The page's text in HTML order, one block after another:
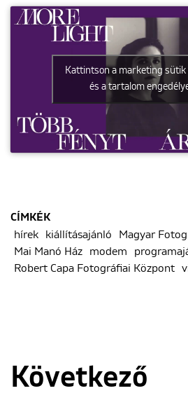
Kattintson a marketing sütik
és a tartalom
CÍMKÉK
hírek
kiállításajánló
Magyar
Mai Manó Ház
modem
Robert Capa Fotográfiai Központ
Következő